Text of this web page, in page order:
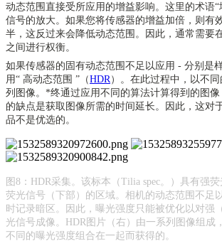
动态范围直接受所应用的增益影响。这里的术语“
信号的放大。如果您将传感器的增益加倍，则有
半，这反过来会降低动态范围。因此，通常需要
之间进行权衡。
如果传感器的固有动态范围不足以应用 - 分别是
用“ 高动态范围 ”（HDR ）。在此过程中，以不
列图像。*终通过应用不同的算法计算得到的图
的缺点是获取图像所需的时间延长。因此，这对
品不是优选的。
图 8：HDR采集。该标本（Tilia spec。）具有强
荧光信号（下部）的区域。相机的动态范围不足
时记录暗区。因此，曝光强度只能被优化以对强
光信号成像。HDR图片（右）由一系列图像组成
不同的曝光强度组合在一起而获得的。